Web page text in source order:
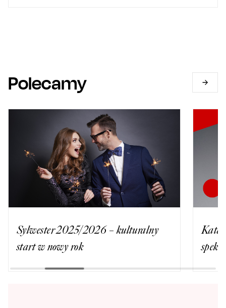
Polecamy
Sylwester 2025/2026 – kulturalny
start w nowy rok